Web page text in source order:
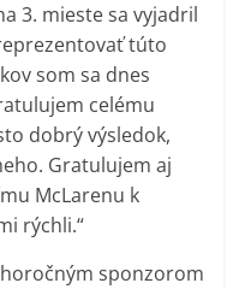
3. mieste sa vyjadril
túto
som sa dnes
celému
dobrý výsledok,
Gratulujem aj
McLarenu k
rýchli.“
sponzorom